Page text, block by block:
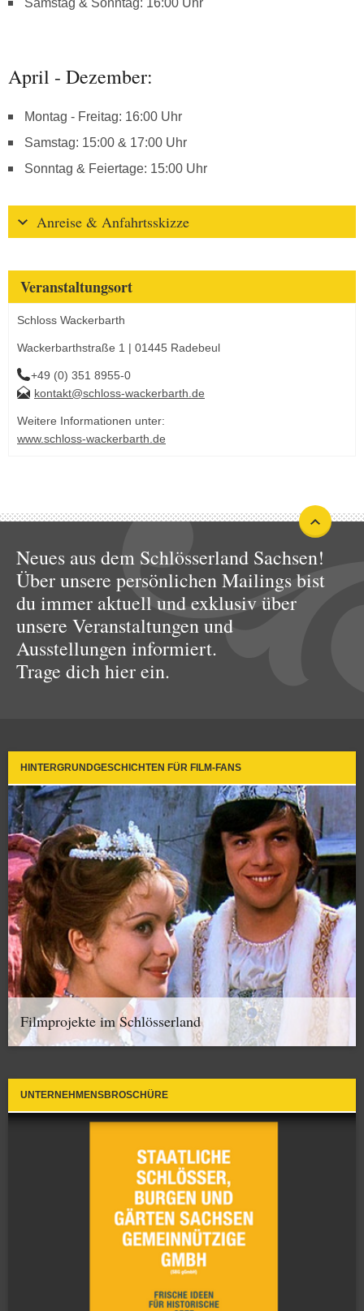
Samstag & Sonntag: 16:00 Uhr
April - Dezember:
Montag - Freitag: 16:00 Uhr
Samstag: 15:00 & 17:00 Uhr
Sonntag & Feiertage: 15:00 Uhr
Anreise & Anfahrtsskizze
Veranstaltungsort
Schloss Wackerbarth
Wackerbarthstraße 1 | 01445 Radebeul
+49 (0) 351 8955-0
kontakt@schloss-wackerbarth.de
Weitere Informationen unter:
www.schloss-wackerbarth.de
Neues aus dem Schlösserland Sachsen!
Über unsere persönlichen Mailings bist
du immer aktuell und exklusiv über
unsere Veranstaltungen und
Ausstellungen informiert.
Trage dich hier ein.
HINTERGRUNDGESCHICHTEN FÜR FILM-FANS
Filmprojekte im Schlösserland
UNTERNEHMENSBROSCHÜRE